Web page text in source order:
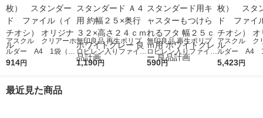
アスクル クリアーホ
ルダー A4 1袋（10
0枚） スタンダー
914円
無印良品 再生ポリプ
ロピレン入りファイル
ボックススタンダード
1,190円
無印良品 再生ポリプ
ロピレン入りファイル
ボックススタンダード
590円
アスクル ク
ルダー A4
0枚） スタ
5,423円
最近見た商品